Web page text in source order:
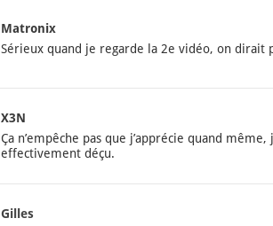
Matronix
Sérieux quand je regarde la 2e vidéo, on
X3N
Ça n’empêche pas que j’apprécie quand
effec­ti­ve­ment déçu.
Gilles